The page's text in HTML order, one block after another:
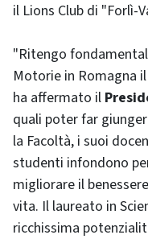
il Lions Club di "Forlì-
"Ritengo
Motorie in Romagna
ha affermato il
quali poter far
la Facoltà, i suoi
studenti infondono
migliorare il
vita. Il laureato in
ricchissima